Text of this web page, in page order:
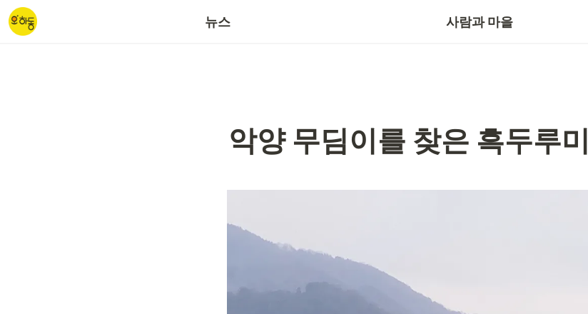
뉴스 사람과 마을
갈사산단/대송산단 기자의눈
악양 무딤이를 찾은 흑두루미